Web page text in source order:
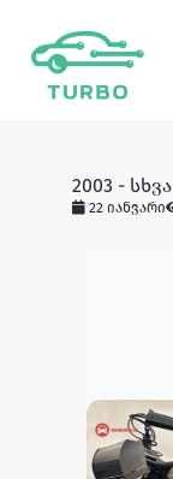
2003 - სხვა
22 იანვარი